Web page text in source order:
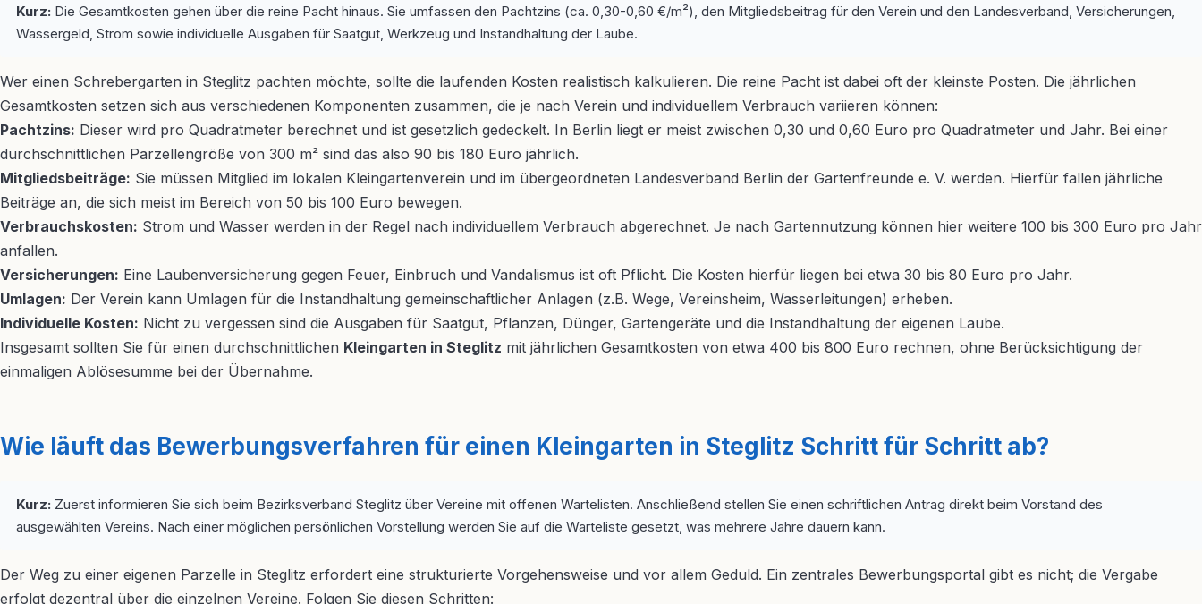
Kurz: Die Gesamtkosten gehen über die reine Pacht hinaus. Sie umfassen den Pachtzins (ca. 0,30-0,60 €/m²), den Mitgliedsbeitrag für den Verein und den Landesverband, Versicherungen,
Wassergeld, Strom sowie individuelle Ausgaben für Saatgut, Werkzeug und Instandhaltung der Laube.
Wer einen Schrebergarten in Steglitz pachten möchte, sollte die laufenden Kosten realistisch kalkulieren. Die reine Pacht ist dabei oft der kleinste Posten. Die jährlichen
Gesamtkosten setzen sich aus verschiedenen Komponenten zusammen, die je nach Verein und individuellem Verbrauch variieren können:
Pachtzins: Dieser wird pro Quadratmeter berechnet und ist gesetzlich gedeckelt. In Berlin liegt er meist zwischen 0,30 und 0,60 Euro pro Quadratmeter und Jahr. Bei einer
durchschnittlichen Parzellengröße von 300 m² sind das also 90 bis 180 Euro jährlich.
Mitgliedsbeiträge: Sie müssen Mitglied im lokalen Kleingartenverein und im übergeordneten Landesverband Berlin der Gartenfreunde e. V. werden. Hierfür fallen jährliche
Beiträge an, die sich meist im Bereich von 50 bis 100 Euro bewegen.
Verbrauchskosten: Strom und Wasser werden in der Regel nach individuellem Verbrauch abgerechnet. Je nach Gartennutzung können hier weitere 100 bis 300 Euro pro Jahr
anfallen.
Versicherungen: Eine Laubenversicherung gegen Feuer, Einbruch und Vandalismus ist oft Pflicht. Die Kosten hierfür liegen bei etwa 30 bis 80 Euro pro Jahr.
Umlagen: Der Verein kann Umlagen für die Instandhaltung gemeinschaftlicher Anlagen (z.B. Wege, Vereinsheim, Wasserleitungen) erheben.
Individuelle Kosten: Nicht zu vergessen sind die Ausgaben für Saatgut, Pflanzen, Dünger, Gartengeräte und die Instandhaltung der eigenen Laube.
Insgesamt sollten Sie für einen durchschnittlichen Kleingarten in Steglitz mit jährlichen Gesamtkosten von etwa 400 bis 800 Euro rechnen, ohne Berücksichtigung der
einmaligen Ablösesumme bei der Übernahme.
Wie läuft das Bewerbungsverfahren für einen Kleingarten in Steglitz Schritt für Schritt ab?
Kurz: Zuerst informieren Sie sich beim Bezirksverband Steglitz über Vereine mit offenen Wartelisten. Anschließend stellen Sie einen schriftlichen Antrag direkt beim Vorstand des
ausgewählten Vereins. Nach einer möglichen persönlichen Vorstellung werden Sie auf die Warteliste gesetzt, was mehrere Jahre dauern kann.
Der Weg zu einer eigenen Parzelle in Steglitz erfordert eine strukturierte Vorgehensweise und vor allem Geduld. Ein zentrales Bewerbungsportal gibt es nicht; die Vergabe
erfolgt dezentral über die einzelnen Vereine. Folgen Sie diesen Schritten: